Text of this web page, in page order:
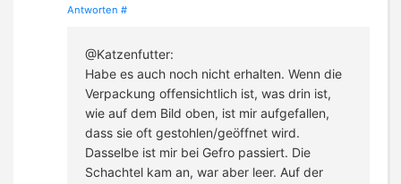
Antworten #
@Katzenfutter:
Habe es auch noch nicht erhalten. Wenn die
Verpackung offensichtlich ist, was drin ist,
wie auf dem Bild oben, ist mir aufgefallen,
dass sie oft gestohlen/geöffnet wird.
Dasselbe ist mir bei Gefro passiert. Die
Schachtel kam an, war aber leer. Auf der